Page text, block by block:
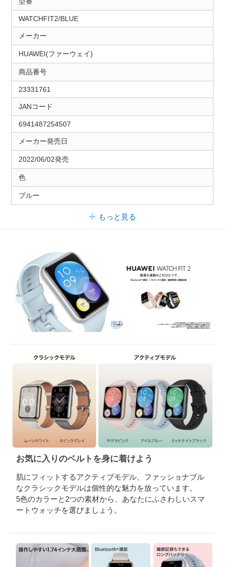
WATCHFIT2/BLUE
メーカー
HUAWEI(ファーウェイ)
商品番号
23331761
JANコード
6941487254507
メーカー発売日
2022/06/02発売
色
ブルー
もっと見る
お気に入りのベルトを身に着けよう
肌にフィットするアクティブモデル、ファッショナブル
なクラシックモデルは個性的な魅力を放っています。
5色のカラーと2つの素材から、あなたにふさわしいスマ
ートウォッチを選びましょう。